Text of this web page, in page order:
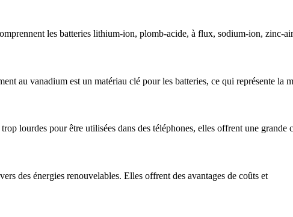
les batteries lithium-ion, plomb-acide, à flux, sodium-ion, zinc-
au vanadium est un matériau clé pour les batteries, ce qui représente la
lourdes pour être utilisées dans des téléphones, elles offrent une grande
des énergies renouvelables. Elles offrent des avantages de coûts et